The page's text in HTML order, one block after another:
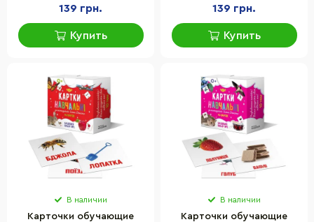
139 грн.
Купить
139 грн.
Купить
В наличии
Карточки обучающие
В наличии
Карточки обучающие